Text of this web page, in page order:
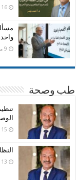
16 مايو، 2026
9 مايو، 2026
طب وصحة
15 أبريل، 2025
13 أبريل، 2025